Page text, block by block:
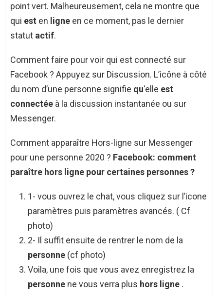
point vert. Malheureusement, cela ne montre que
qui est en ligne en ce moment, pas le dernier
statut actif.
Comment faire pour voir qui est connecté sur
Facebook ? Appuyez sur Discussion. L’icône à côté
du nom d’une personne signifie qu‘elle est
connectée à la discussion instantanée ou sur
Messenger.
Comment apparaître Hors-ligne sur Messenger
pour une personne 2020 ? Facebook: comment
paraître hors ligne pour certaines personnes?
1- vous ouvrez le chat, vous cliquez sur l’icone
paramètres puis paramètres avancés. ( Cf
photo)
2- Il suffit ensuite de rentrer le nom de la
personne (cf photo)
Voila, une fois que vous avez enregistrez la
personne ne vous verra plus hors ligne .